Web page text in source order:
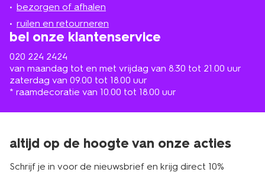
bezorgen of afhalen
ruilen en retourneren
bel onze klantenservice
020 224 2424
van maandag tot en met vrijdag van 8.30 tot 21.00 uur
zaterdag van 09.00 tot 18.00 uur
* raamdecoratie van 10.00 tot 18.00 uur
de
buurt
altijd op de hoogte van onze acties
Schrijf je in voor de nieuwsbrief en krijg direct 10%